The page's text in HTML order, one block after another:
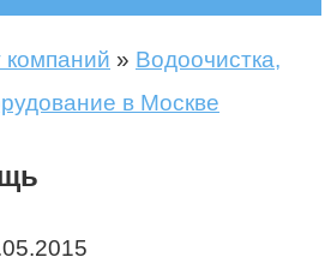
компаний » Водоочистка,
в Москве